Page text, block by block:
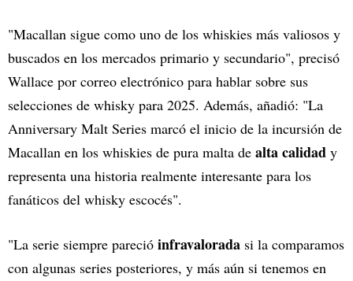
"Macallan sigue como uno de los whiskies más valiosos y
buscados en los mercados primario y secundario", precisó
Wallace por correo electrónico para hablar sobre sus
selecciones de whisky para 2025. Además, añadió: "La
Anniversary Malt Series marcó el inicio de la incursión de
Macallan en los whiskies de pura malta de alta calidad y
representa una historia realmente interesante para los
fanáticos del whisky escocés".
"La serie siempre pareció infravalorada si la comparamos
con algunas series posteriores, y más aún si tenemos en